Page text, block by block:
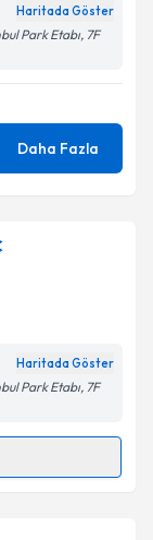
Haritada Göster
Park Etabı, 7F
Daha Fazla
Haritada Göster
Park Etabı, 7F